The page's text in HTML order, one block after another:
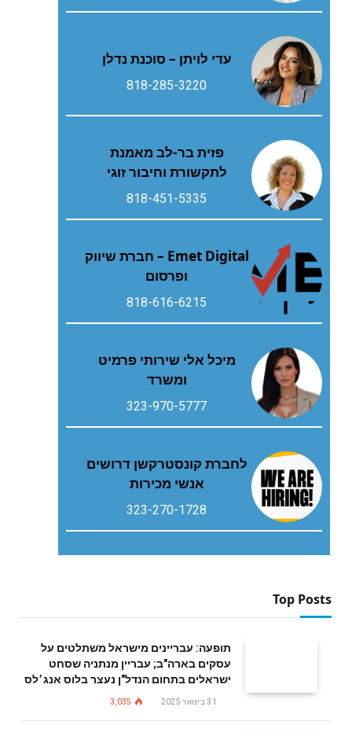
עדי לויתן – סוכנת נדלן
818-285-3220
פזית בר-לב מאמנת
לתקשורת וחיבור זוגי
818-451-5335
Emet Digital – חברת שיווק
ופרסום
818-616-6215
מיכל אלי שירותי פרמיט
ומשרד
323-970-5777
לחברת קונסטרקשן דרושים
אנשי מכירות
323-270-1728
Top Posts
תופעה: עבריינים מישראל משתלטים על
עסקים בארה"ב; עבריין מנתניה שסחט
ישראלים בתחום הנדל"ן נעצר בלוס אנג׳לס
31 בינואר 2025 3,035